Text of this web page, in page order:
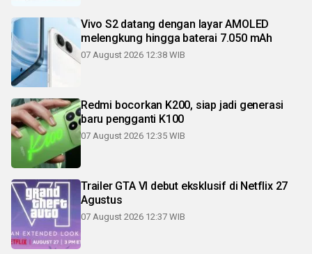
Vivo S2 datang dengan layar AMOLED
melengkung hingga baterai 7.050 mAh
07 August 2026 12:38 WIB
Redmi bocorkan K200, siap jadi generasi
baru pengganti K100
07 August 2026 12:35 WIB
Trailer GTA VI debut eksklusif di Netflix 27
Agustus
07 August 2026 12:37 WIB